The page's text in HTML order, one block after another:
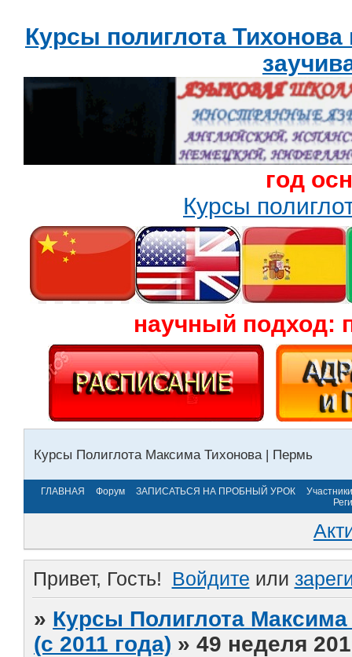
Курсы полиглота
год
Курсы
научный подход:
Курсы Полиглота Максима Тихонова | Пермь
ГЛАВНАЯ Форум ЗАПИСАТЬСЯ НА ПРОБНЫЙ УРОК
Участники
Привет, Гость! Войдите или
» Курсы Полиглота
(с 2011 года) »49 неделя